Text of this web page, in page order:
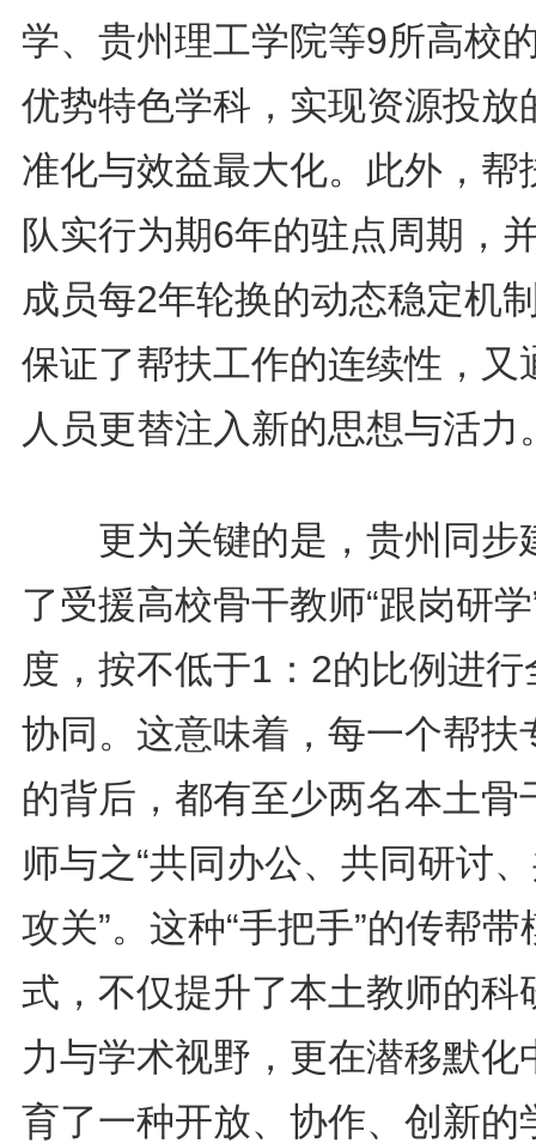
学、贵州理工学院等9所高校
优势特色学科，实现资源投放
准化与效益最大化。此外，帮
队实行为期6年的驻点周期，
成员每2年轮换的动态稳定机
保证了帮扶工作的连续性，又
人员更替注入新的思想与活力
更为关键的是，贵州同步
了受援高校骨干教师“跟岗研学
度，按不低于1：2的比例进行
协同。这意味着，每一个帮扶
的背后，都有至少两名本土骨
师与之“共同办公、共同研讨
攻关”。这种“手把手”的传帮带
式，不仅提升了本土教师的科
力与学术视野，更在潜移默化
育了一种开放、协作、创新的